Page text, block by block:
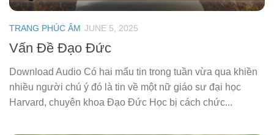
TRANG PHÚC ÂM JUNE 5, 2025
Vấn Đề Đạo Đức
Download Audio Có hai mẩu tin trong tuần vừa qua khiền
nhiều người chú ý đó là tin về một nữ giáo sư đại học
Harvard, chuyên khoa Đạo Đức Học bị cách chức...